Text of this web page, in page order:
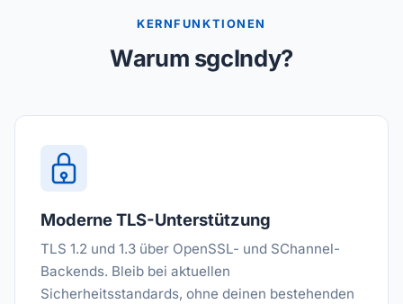
KERNFUNKTIONEN
Warum sgcIndy?
Moderne TLS-Unterstützung
TLS 1.2 und 1.3 über OpenSSL- und SChannel-
Backends. Bleib bei aktuellen
Sicherheitsstandards, ohne deinen bestehenden